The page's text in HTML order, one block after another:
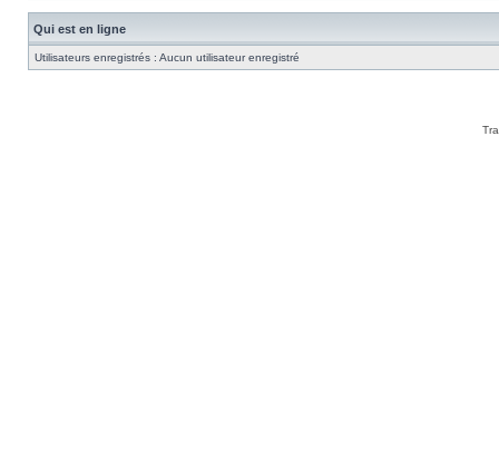
Qui est en ligne
Utilisateurs enregistrés : Aucun utilisateur enregistré